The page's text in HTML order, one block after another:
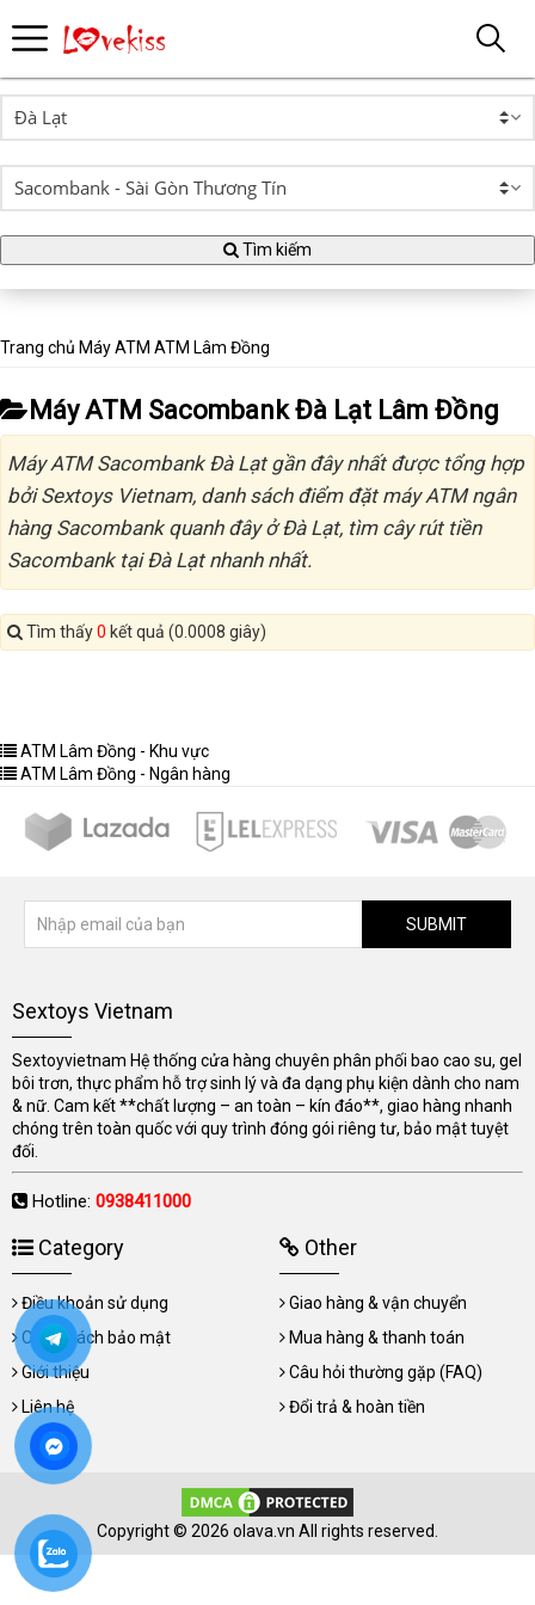
Tìm kiếm
Trang chủ Máy ATM ATM Lâm Đồng
Máy ATM Sacombank Đà Lạt Lâm Đồng
Máy ATM Sacombank Đà Lạt gần đây nhất được tổng hợp
bởi Sextoys Vietnam, danh sách điểm đặt máy ATM ngân
hàng Sacombank quanh đây ở Đà Lạt, tìm cây rút tiền
Sacombank tại Đà Lạt nhanh nhất.
Tìm thấy0 kết quả (0.0008 giây)
ATM Lâm Đồng - Khu vực
ATM Lâm Đồng - Ngân hàng
SUBMIT
Sextoys Vietnam
Sextoyvietnam Hệ thống cửa hàng chuyên phân phối bao cao su, gel
bôi trơn, thực phẩm hỗ trợ sinh lý và đa dạng phụ kiện dành cho nam
& nữ. Cam kết **chất lượng – an toàn – kín đáo**, giao hàng nhanh
chóng trên toàn quốc với quy trình đóng gói riêng tư, bảo mật tuyệt
đối.
Hotline: 0938411000
Category
Điều khoản sử dụng
Chính sách bảo mật
Giới thiệu
Liên hệ
Other
Giao hàng & vận chuyển
Mua hàng & thanh toán
Câu hỏi thường gặp (FAQ)
Đổi trả & hoàn tiền
Copyright © 2026 olava.vn All rights reserved.